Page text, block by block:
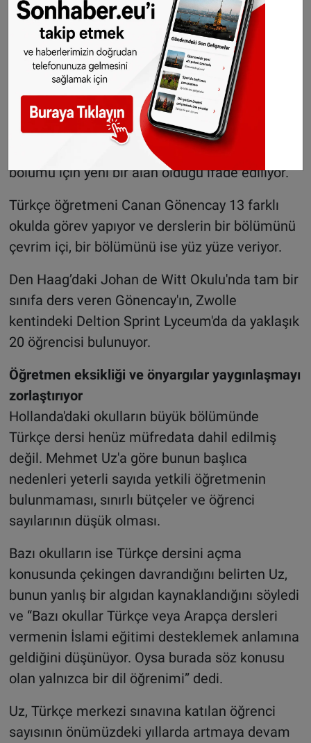
olurken, okuma ve yazma konusunda birçok
öğrenci zorlanıyor.
Gurbetçilere uyarı: Tatil
dönüşünde altın
getirirken bu kuralları
unutmayın
Türk edebiyatının da öğrencilerin önemli bir
bölümü için yeni bir alan olduğu ifade ediliyor.
Türkçe öğretmeni Canan Gönencay 13 farklı
okulda görev yapıyor ve derslerin bir bölümünü
çevrim içi, bir bölümünü ise yüz yüze veriyor.
Den Haag’daki Johan de Witt Okulu'nda tam bir
sınıfa ders veren Gönencay'ın, Zwolle
kentindeki Deltion Sprint Lyceum'da da yaklaşık
20 öğrencisi bulunuyor.
Öğretmen eksikliği ve önyargılar yaygınlaşmayı
zorlaştırıyor
Hollanda'daki okulların büyük bölümünde
Türkçe dersi henüz müfredata dahil edilmiş
değil. Mehmet Uz'a göre bunun başlıca
nedenleri yeterli sayıda yetkili öğretmenin
bulunmaması, sınırlı bütçeler ve öğrenci
sayılarının düşük olması.
Bazı okulların ise Türkçe dersini açma
konusunda çekingen davrandığını belirten Uz,
bunun yanlış bir algıdan kaynaklandığını söyledi
ve “Bazı okullar Türkçe veya Arapça dersleri
vermenin İslami eğitimi desteklemek anlamına
geldiğini düşünüyor. Oysa burada söz konusu
olan yalnızca bir dil öğrenimi” dedi.
Uz, Türkçe merkezi sınavına katılan öğrenci
sayısının önümüzdeki yıllarda artmaya devam